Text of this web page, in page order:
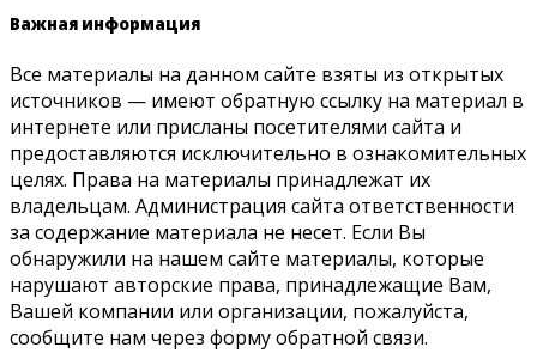
Важная информация
Все материалы на данном сайте взяты из открытых
источников — имеют обратную ссылку на материал в
интернете или присланы посетителями сайта и
предоставляются исключительно в ознакомительных
целях. Права на материалы принадлежат их
владельцам. Администрация сайта ответственности
за содержание материала не несет. Если Вы
обнаружили на нашем сайте материалы, которые
нарушают авторские права, принадлежащие Вам,
Вашей компании или организации, пожалуйста,
сообщите нам через форму обратной связи.